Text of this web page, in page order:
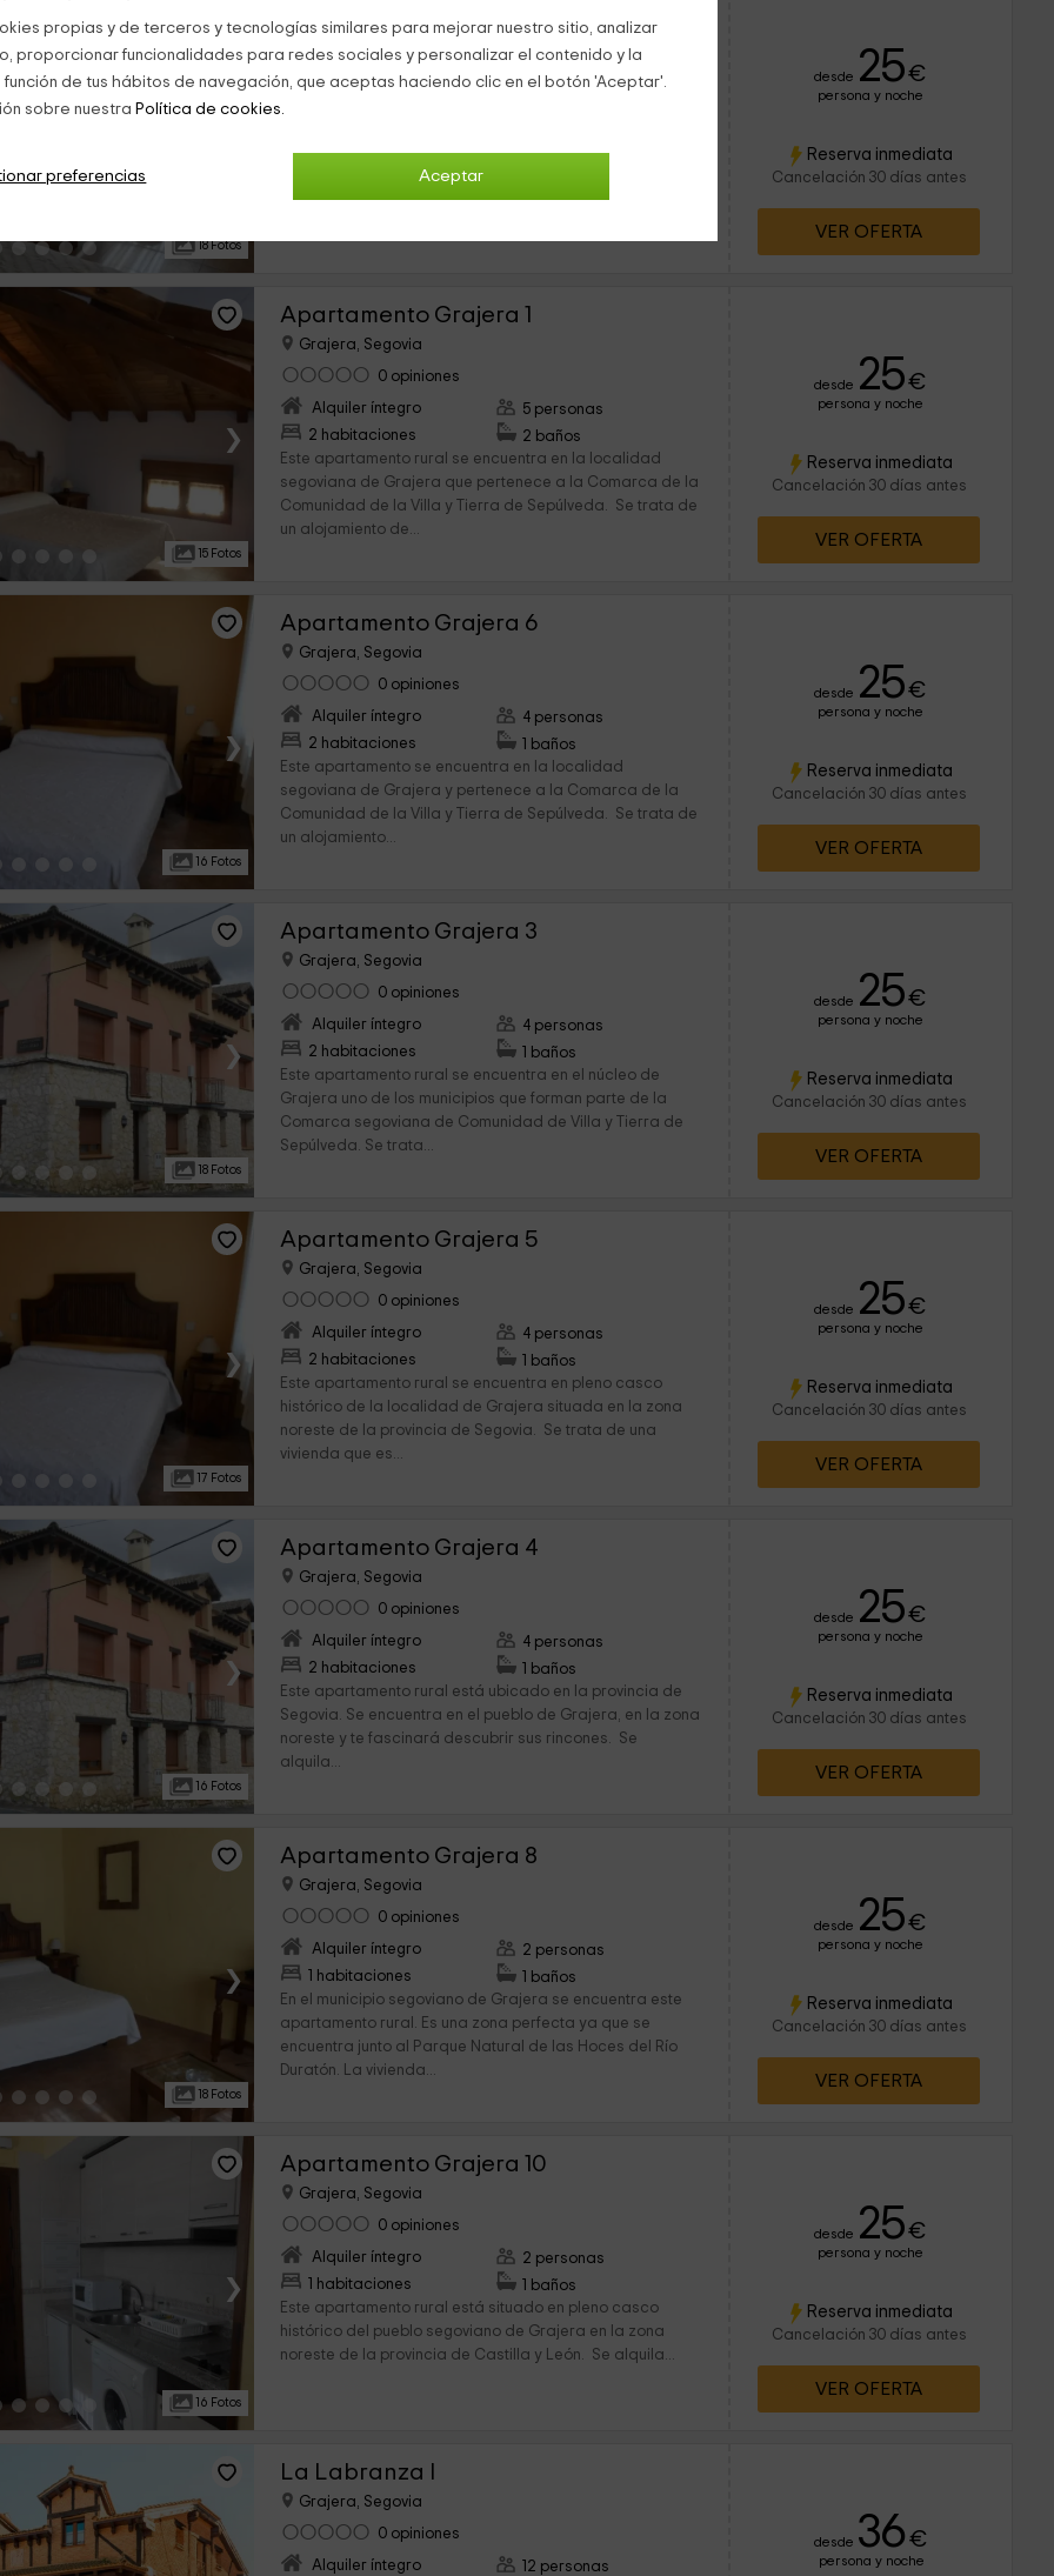
propias y de terceros y tecnologías similares para mejorar nuestro sitio, analizar
proporcionar funcionalidades para redes sociales y personalizar el contenido y la
de tus hábitos de navegación, que aceptas haciendo clic en el botón 'Aceptar'.
sobre nuestra Política de cookies.
Aceptar
preferencias
›
18 Fotos
Grajera, Segovia
0 opiniones
Reservado 1 veces
Esta vivienda rural se encuentra en el casco histórico de
Grajera un municipio segoviano que encontrarás en la
Comarca de la Comunidad de Villa y Tierra de...
desde 25€
persona y noche
Reserva inmediata
Cancelación 30 días antes
VER OFERTA
›
15 Fotos
Apartamento Grajera 1
Grajera, Segovia
0 opiniones
Alquiler íntegro
2 habitaciones
5 personas
2 baños
Este apartamento rural se encuentra en la localidad
segoviana de Grajera que pertenece a la Comarca de la
Comunidad de la Villa y Tierra de Sepúlveda. Se trata de
un alojamiento de...
desde 25€
persona y noche
Reserva inmediata
Cancelación 30 días antes
VER OFERTA
›
16 Fotos
Apartamento Grajera 6
Grajera, Segovia
0 opiniones
Alquiler íntegro
2 habitaciones
4 personas
1 baños
Este apartamento se encuentra en la localidad
segoviana de Grajera y pertenece a la Comarca de la
Comunidad de la Villa y Tierra de Sepúlveda. Se trata de
un alojamiento...
desde 25€
persona y noche
Reserva inmediata
Cancelación 30 días antes
VER OFERTA
›
18 Fotos
Apartamento Grajera 3
Grajera, Segovia
0 opiniones
Alquiler íntegro
2 habitaciones
4 personas
1 baños
Este apartamento rural se encuentra en el núcleo de
Grajera uno de los municipios que forman parte de la
Comarca segoviana de Comunidad de Villa y Tierra de
Sepúlveda. Se trata...
desde 25€
persona y noche
Reserva inmediata
Cancelación 30 días antes
VER OFERTA
›
17 Fotos
Apartamento Grajera 5
Grajera, Segovia
0 opiniones
Alquiler íntegro
2 habitaciones
4 personas
1 baños
Este apartamento rural se encuentra en pleno casco
histórico de la localidad de Grajera situada en la zona
noreste de la provincia de Segovia. Se trata de una
vivienda que es...
desde 25€
persona y noche
Reserva inmediata
Cancelación 30 días antes
VER OFERTA
›
16 Fotos
Apartamento Grajera 4
Grajera, Segovia
0 opiniones
Alquiler íntegro
2 habitaciones
4 personas
1 baños
Este apartamento rural está ubicado en la provincia de
Segovia. Se encuentra en el pueblo de Grajera, en la zona
noreste y te fascinará descubrir sus rincones. Se
alquila...
desde 25€
persona y noche
Reserva inmediata
Cancelación 30 días antes
VER OFERTA
›
18 Fotos
Apartamento Grajera 8
Grajera, Segovia
0 opiniones
Alquiler íntegro
1 habitaciones
2 personas
1 baños
En el municipio segoviano de Grajera se encuentra este
apartamento rural. Es una zona perfecta ya que se
encuentra junto al Parque Natural de las Hoces del Río
Duratón. La vivienda...
desde 25€
persona y noche
Reserva inmediata
Cancelación 30 días antes
VER OFERTA
›
16 Fotos
Apartamento Grajera 10
Grajera, Segovia
0 opiniones
Alquiler íntegro
1 habitaciones
2 personas
1 baños
Este apartamento rural está situado en pleno casco
histórico del pueblo segoviano de Grajera en la zona
noreste de la provincia de Castilla y León. Se alquila...
desde 25€
persona y noche
Reserva inmediata
Cancelación 30 días antes
VER OFERTA
La Labranza I
Grajera, Segovia
0 opiniones
Alquiler íntegro
12 personas
desde 36 €
persona y noche